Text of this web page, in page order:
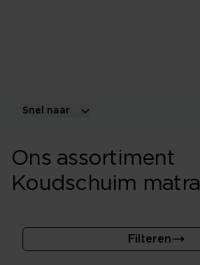
Snel naar
Ons assortiment
Koudschuim
Filteren